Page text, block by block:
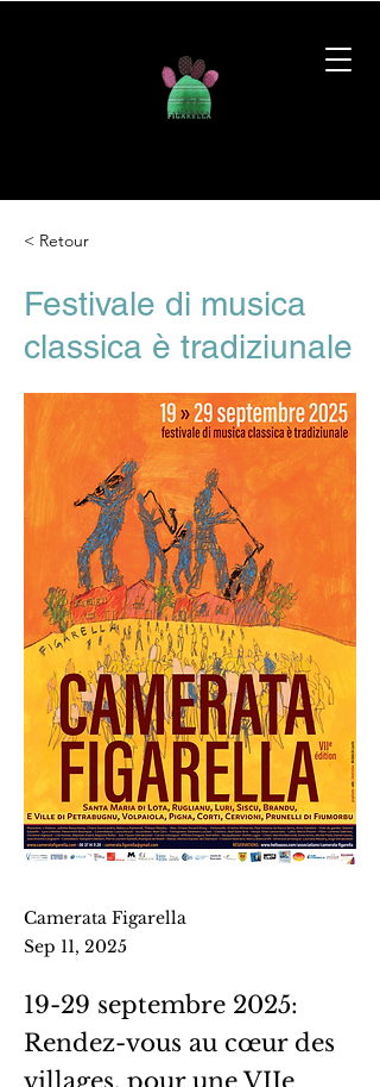
< Retour
Festivale di musica
classica è tradiziunale
Camerata Figarella
Sep 11, 2025
19-29 septembre 2025:
Rendez-vous au cœur des
villages, pour une VIIe